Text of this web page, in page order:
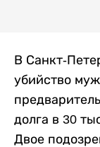
В Санкт-
убийство
долга в 30
Двое